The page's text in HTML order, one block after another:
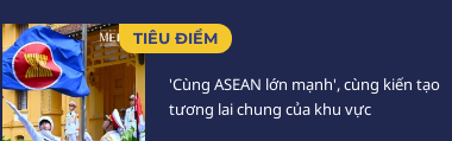
TIÊU ĐIỂM
'Cùng ASEAN lớn mạnh', cùng kiến tạo
tương lai chung của khu vực